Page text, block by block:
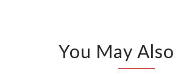
You May